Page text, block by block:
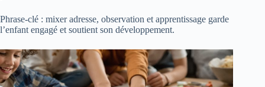
Phrase-clé : mixer adresse, observation et apprentissage garde
l’enfant engagé et soutient son développement.